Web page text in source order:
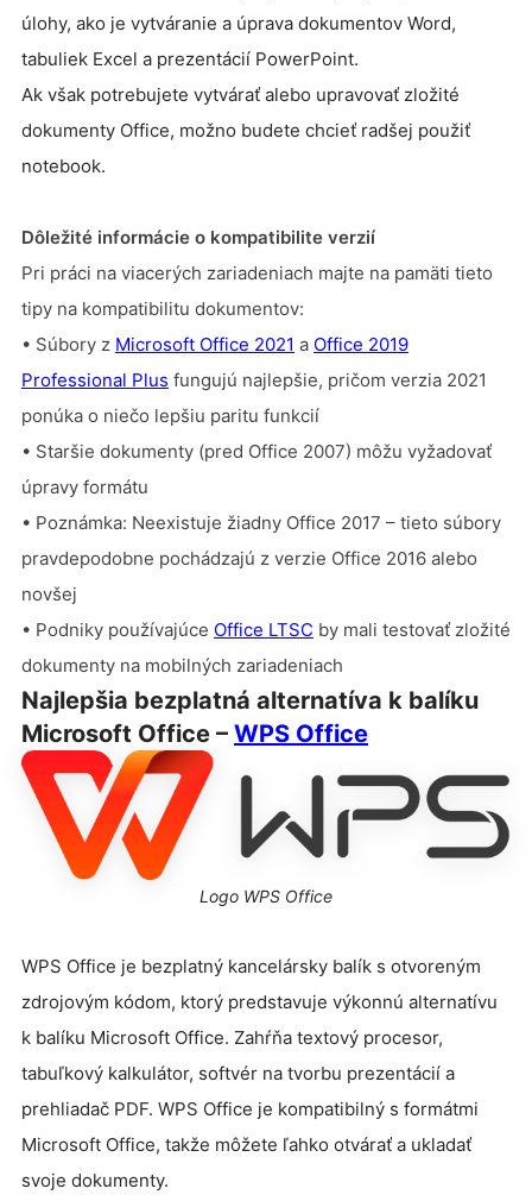
úlohy, ako je vytváranie a úprava dokumentov Word,
tabuliek Excel a prezentácií PowerPoint.
Ak však potrebujete vytvárať alebo upravovať zložité
dokumenty Office, možno budete chcieť radšej použiť
notebook.
Dôležité informácie o kompatibilite verzií
Pri práci na viacerých zariadeniach majte na pamäti tieto
tipy na kompatibilitu dokumentov:
• Súbory z Microsoft Office 2021 a Office 2019
Professional Plus fungujú najlepšie, pričom verzia 2021
ponúka o niečo lepšiu paritu funkcií
• Staršie dokumenty (pred Office 2007) môžu vyžadovať
úpravy formátu
• Poznámka: Neexistuje žiadny Office 2017 – tieto súbory
pravdepodobne pochádzajú z verzie Office 2016 alebo
novšej
• Podniky používajúce Office LTSC by mali testovať zložité
dokumenty na mobilných zariadeniach
Najlepšia bezplatná alternatíva k balíku
Microsoft Office – WPS Office
Logo WPS Office
WPS Office je bezplatný kancelársky balík s otvoreným
zdrojovým kódom, ktorý predstavuje výkonnú alternatívu
k balíku Microsoft Office. Zahŕňa textový procesor,
tabuľkový kalkulátor, softvér na tvorbu prezentácií a
prehliadač PDF. WPS Office je kompatibilný s formátmi
Microsoft Office, takže môžete ľahko otvárať a ukladať
svoje dokumenty.